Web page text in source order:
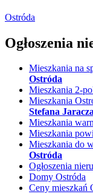
Ostróda
Ogłoszenia
Mieszkania na
Ostróda
Mieszkania 2-
Mieszkania
Stefana
Mieszkania
Mieszkania
Mieszkania do
Ostróda
Ogłoszenia
Domy Ostróda
Ceny mieszkań